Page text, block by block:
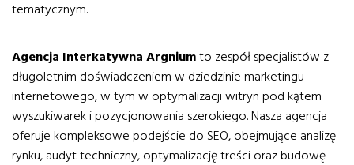
tematycznym.
Agencja Interkatywna Argniumto zespół specjalistów z
długoletnim doświadczeniem w dziedzinie marketingu
internetowego, w tym w optymalizacji witryn pod kątem
wyszukiwarek i pozycjonowania szerokiego. Nasza agencja
oferuje kompleksowe podejście do SEO, obejmujące analizę
rynku, audyt techniczny, optymalizację treści oraz budowę